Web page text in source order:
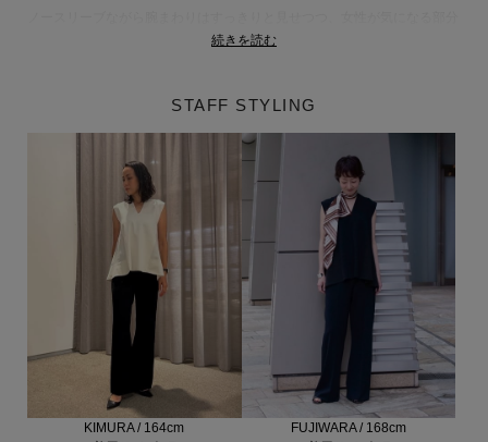
はさりげなくカバーしてくれるバランスの良さが魅力です。
暑い夏でもさらっと快適な着心地を保ちながら、きちんと感のあるスタイ
セットアップとしてはもちろん、カジュアルなボトムスと合わせてデイリ
ーにも活躍。オンにもオフにも対応できる、オールマイティな一着です。
同シリーズアイテム
ケープ品番：62-109-12-060117
詳細はこちら
パンツ品番：62-109-07-060118
詳細はこちら
■こちらは手洗い可能な商品です。
ESTNATION 商品一覧
続きを読む
STAFF STYLING
KIMURA / 164cm
FUJIWARA / 168cm